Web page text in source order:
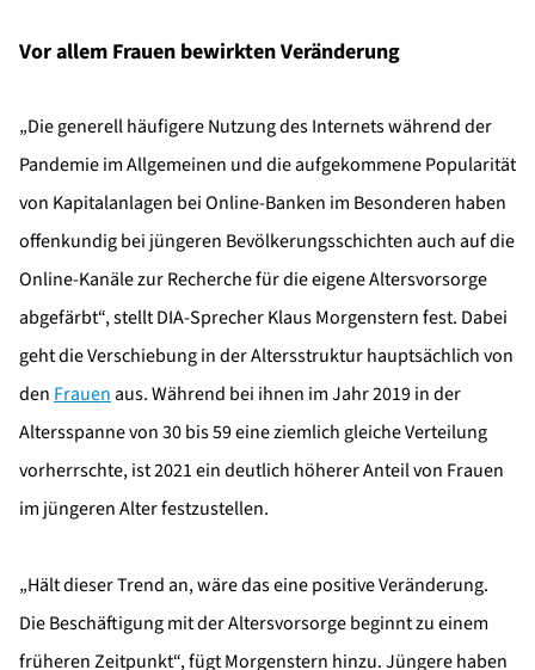
Vor allem Frauen bewirkten Veränderung
„Die generell häufigere Nutzung des Internets während der
Pandemie im Allgemeinen und die aufgekommene Popularität
von Kapitalanlagen bei Online-Banken im Besonderen haben
offenkundig bei jüngeren Bevölkerungsschichten auch auf die
Online-Kanäle zur Recherche für die eigene Altersvorsorge
abgefärbt“, stellt DIA-Sprecher Klaus Morgenstern fest. Dabei
geht die Verschiebung in der Altersstruktur hauptsächlich von
den Frauenaus. Während bei ihnen im Jahr 2019 in der
Altersspanne von 30 bis 59 eine ziemlich gleiche Verteilung
vorherrschte, ist 2021 ein deutlich höherer Anteil von Frauen
im jüngeren Alter festzustellen.
„Hält dieser Trend an, wäre das eine positive Veränderung.
Die Beschäftigung mit der Altersvorsorge beginnt zu einem
früheren Zeitpunkt“, fügt Morgenstern hinzu. Jüngere haben